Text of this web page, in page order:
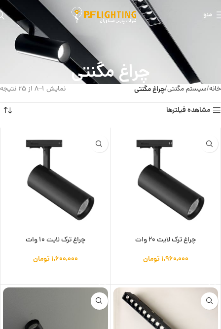
منو
چراغ مگنتی
خانه سیستم مگنتی چراغ مگنتی نمایش 1–8 از 25 نتیجه
مشاهده فیلترها
چراغ ترک لایت 20 وات
۱,۹۶۰,۰۰۰ تومان
چراغ ترک لایت 10 وات
۱,۶۰۰,۰۰۰ تومان